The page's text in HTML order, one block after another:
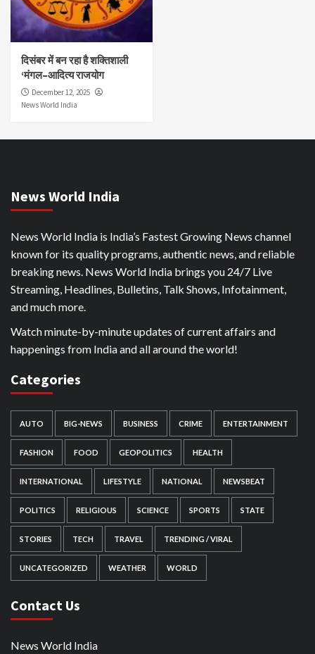
दिसंबर में बन रहा है शक्तिशाली
‘मंगल–आदित्य राजयोग
December 12, 2025
News World India
News World India
News World India is India’s Fastest Growing News channel
known for its quality programs, authentic news, and reliable
breaking news. News World India brings you 24/7 Live
Streaming, Headlines, Bulletins, Talk Shows, Infotainment,
and much more.
Watch minute-by-minute updates of current affairs and
happenings from India and all around the world!
Categories
AUTO BIG-NEWS BUSINESS CRIME ENTERTAINMENT
FASHION FOOD GEOPOLITICS HEALTH
INTERNATIONAL LIFESTYLE NATIONAL NEWSBEAT
POLITICS RELIGIOUS SCIENCE SPORTS STATE
STORIES TECH TRAVEL TRENDING / VIRAL
UNCATEGORIZED WEATHER WORLD
Contact Us
News World India